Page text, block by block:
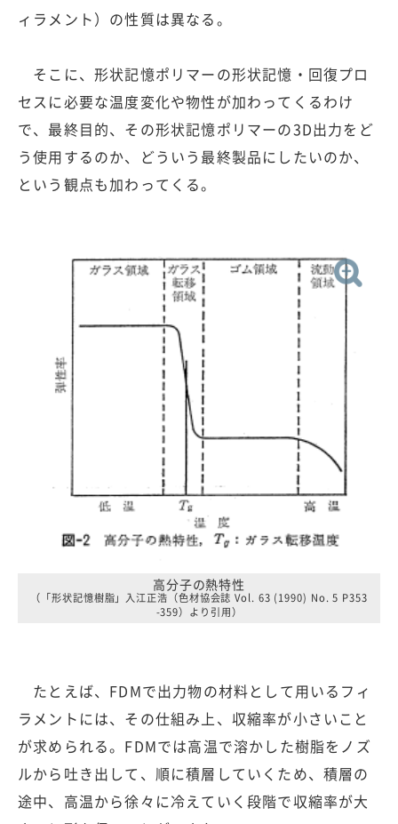
ィラメント）の性質は異なる。
そこに、形状記憶ポリマーの形状記憶・回復プロ
セスに必要な温度変化や物性が加わってくるわけ
で、最終目的、その形状記憶ポリマーの3D出力をど
う使用するのか、どういう最終製品にしたいのか、
という観点も加わってくる。
高分子の熱特性
（「形状記憶樹脂」入江正浩（色材協会誌 Vol. 63 (1990) No. 5 P353
-359）より引用）
たとえば、FDMで出力物の材料として用いるフィ
ラメントには、その仕組み上、収縮率が小さいこと
が求められる。FDMでは高温で溶かした樹脂をノズ
ルから吐き出して、順に積層していくため、積層の
途中、高温から徐々に冷えていく段階で収縮率が大